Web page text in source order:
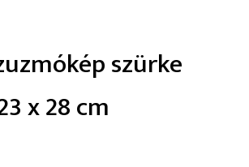
szürke
x 28 cm